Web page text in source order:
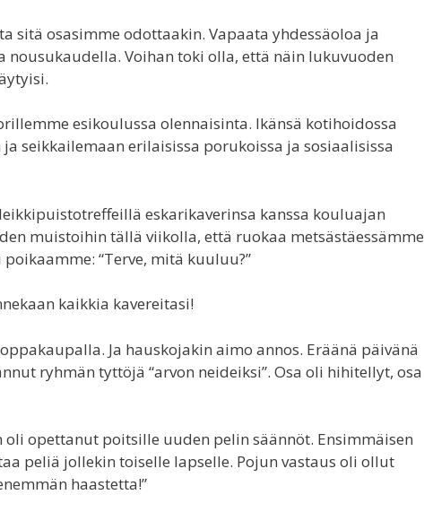
osasimme odottaakin. Vapaata yhdessäoloa ja
Voihan toki olla, että näin lukuvuoden
esikoulussa olennaisinta. Ikänsä kotihoidossa
seikkailemaan erilaisissa porukoissa ja sosiaalisissa
eskarikaverinsa kanssa kouluajan
muistoihin tällä viikolla, että ruokaa metsästäessämme
“Terve, mitä kuuluu?”
kaikkia kavereitasi!
Ja hauskojakin aimo annos. Eräänä päivänä
ryhmän tyttöjä “arvon neideiksi”. Osa oli hihitellyt, osa
opettanut poitsille uuden pelin säännöt. Ensimmäisen
peliä jollekin toiselle lapselle. Pojun vastaus oli ollut
haastetta!”